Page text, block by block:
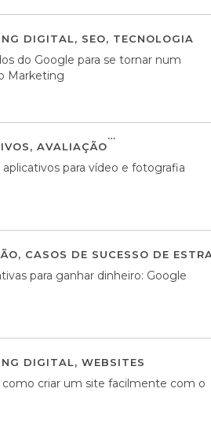
DIGITAL, SEO, TECNOLOGIA
do Google para se tornar num
Marketing
, AVALIAÇÃO
aplicativos para vídeo e fotografia
, CASOS DE SUCESSO DE
para ganhar dinheiro: Google
DIGITAL, WEBSITES
como criar um site facilmente com o